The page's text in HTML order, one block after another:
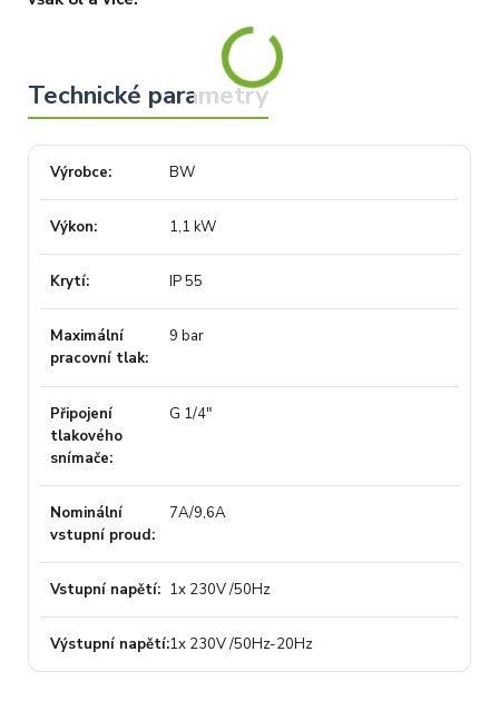
Výrobce BW
Výkon 1,1 kW
Krytí IP 55
Maximální
pracovní tlak
9 bar
Připojení
tlakového
snímače
G 1/4"
Nominální
vstupní proud
7A/9,6A
Vstupní napětí 1x 230V /50Hz
Výstupní napětí 1x 230V /50Hz-20Hz